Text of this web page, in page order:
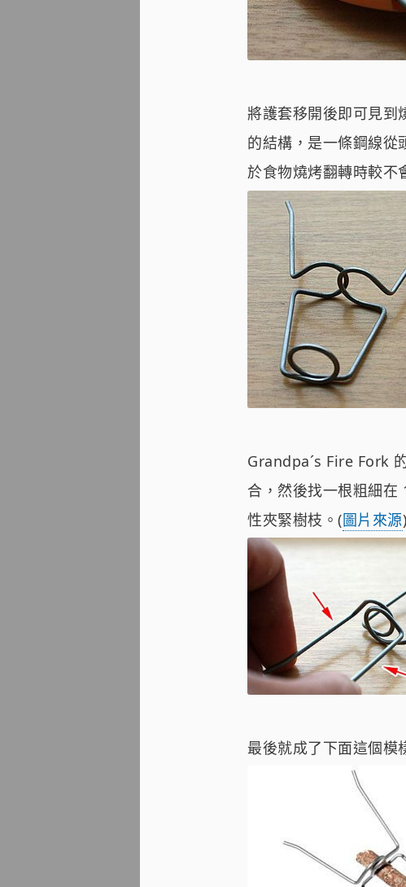
將護套移開後即可見到
的結構，是一條鋼線從
於食物燒烤翻轉時較不
Grandpa´s Fire Fork
合，然後找一根粗細
性夾緊樹枝。(圖片來源)
最後就成了下面這個模